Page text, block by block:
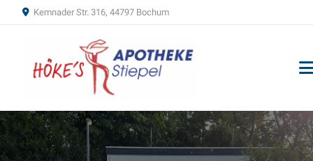
Kemnader Str. 316, 44797 Bochum